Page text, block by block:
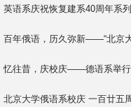
英语系庆祝恢复建系40周年系
百年俄语，历久弥新——“北京
忆往昔，庆校庆——德语系举行
北京大学俄语系校庆 一百廿五